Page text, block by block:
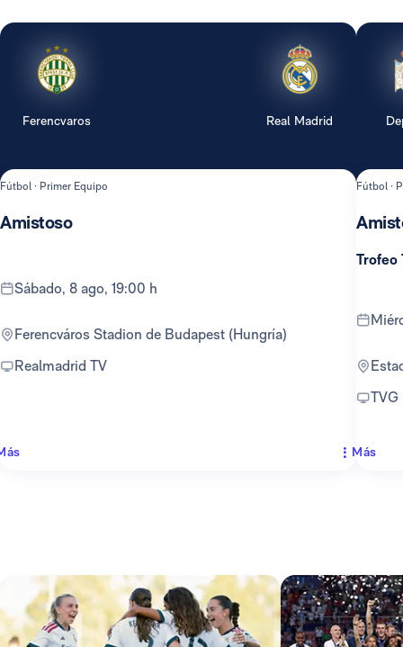
Ferencvaros Real Madrid
Fútbol · Primer Equipo
Amistoso
sábado, 8 ago, 19:00 h
Ferencváros Stadion de Budapest (Hungría)
Realmadrid TV
Fútbol ·
Trofeo
TVG
Más